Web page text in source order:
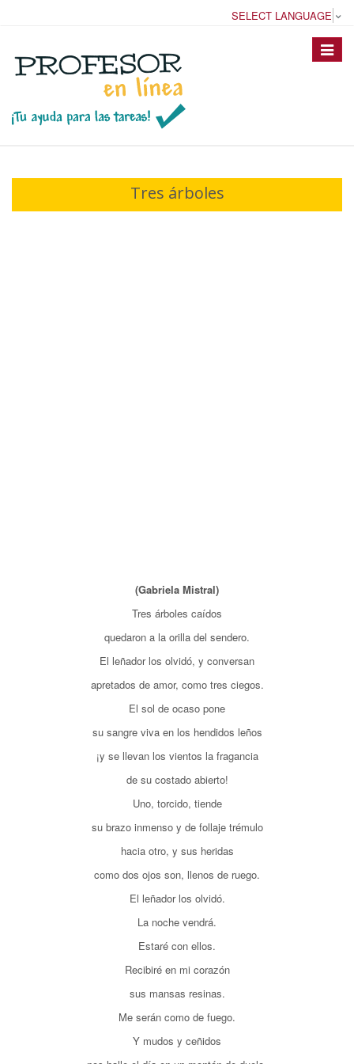
SELECT LANGUAGE
Toggle
Tres árboles
(Gabriela Mistral)
Tres árboles caídos
quedaron a la orilla del sendero.
El leñador los olvidó, y conversan
apretados de amor, como tres ciegos.
El sol de ocaso pone
su sangre viva en los hendidos leños
¡y se llevan los vientos la fragancia
de su costado abierto!
Uno, torcido, tiende
su brazo inmenso y de follaje trémulo
hacia otro, y sus heridas
como dos ojos son, llenos de ruego.
El leñador los olvidó.
La noche vendrá.
Estaré con ellos.
Recibiré en mi corazón
sus mansas resinas.
Me serán como de fuego.
Y mudos y ceñidos